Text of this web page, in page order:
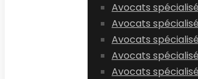
Avocats
Avocats
Avocats
Avocats
Avocats